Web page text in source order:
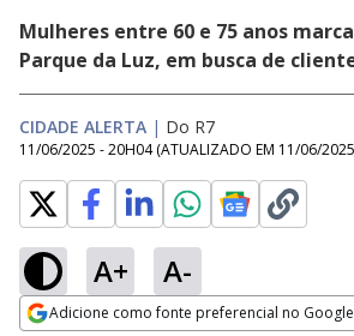
Mulheres entre 60 e 75 anos
Parque da Luz, em busca de
CIDADE ALERTA | Do R7
11/06/2025 - 20H04 (ATUALIZADO EM 11/06/
A+ A-
Adicione como fonte preferencial no Google
Ativar
Loaded:
8.47%